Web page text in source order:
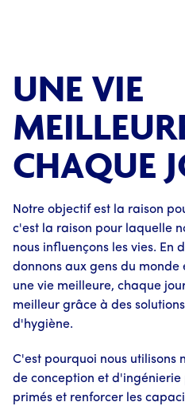
UNE VIE
CHAQUE
Notre objectif est la raison
c'est la raison pour laquelle
nous influençons les vies. En
donnons aux gens du monde
une vie meilleure, chaque
meilleur grâce à des
d'hygiène.
C'est pourquoi nous utilisons
de conception et
primés et renforcer les